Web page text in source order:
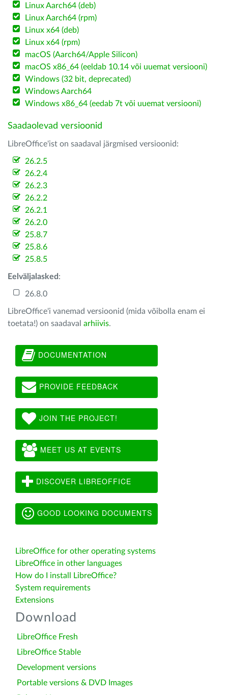
Linux Aarch64 (deb)
Linux Aarch64 (rpm)
Linux x64 (deb)
Linux x64 (rpm)
macOS (Aarch64/Apple Silicon)
macOS x86_64 (eeldab 10.14 või uuemat versiooni)
Windows (32 bit, deprecated)
Windows Aarch64
Windows x86_64 (eedab 7t või uuemat versiooni)
Saadaolevad versioonid
LibreOffice'ist on saadaval järgmised versioonid:
26.2.5
26.2.4
26.2.3
26.2.2
26.2.1
26.2.0
25.8.7
25.8.6
25.8.5
Eelväljalasked :
26.8.0
LibreOffice'i vanemad versioonid (mida võibolla enam ei
toetata!) on saadaval arhiivis.
DOCUMENTATION
PROVIDE FEEDBACK
JOIN THE PROJECT!
MEET US AT EVENTS
DISCOVER LIBREOFFICE
GOOD LOOKING DOCUMENTS
LibreOffice for other operating systems
LibreOffice in other languages
How do I install LibreOffice?
System requirements
Extensions
Download
LibreOffice Fresh
LibreOffice Stable
Development versions
Portable versions & DVD Images